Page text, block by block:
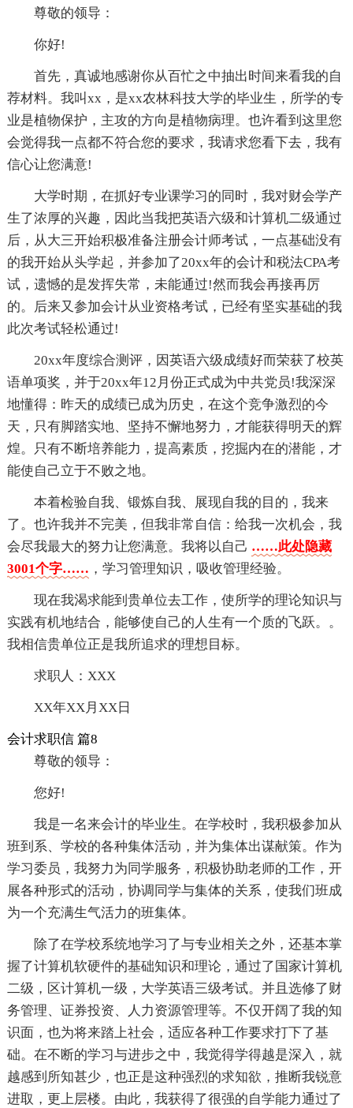
尊敬的领导：
你好!
首先，真诚地感谢你从百忙之中抽出时间来看我的自
荐材料。我叫xx，是xx农林科技大学的毕业生，所学的专
业是植物保护，主攻的方向是植物病理。也许看到这里您
会觉得我一点都不符合您的要求，我请求您看下去，我有
信心让您满意!
大学时期，在抓好专业课学习的同时，我对财会学产
生了浓厚的兴趣，因此当我把英语六级和计算机二级通过
后，从大三开始积极准备注册会计师考试，一点基础没有
的我开始从头学起，并参加了20xx年的会计和税法CPA考
试，遗憾的是发挥失常，未能通过!然而我会再接再厉
的。后来又参加会计从业资格考试，已经有坚实基础的我
此次考试轻松通过!
20xx年度综合测评，因英语六级成绩好而荣获了校英
语单项奖，并于20xx年12月份正式成为中共党员!我深深
地懂得：昨天的成绩已成为历史，在这个竞争激烈的今
天，只有脚踏实地、坚持不懈地努力，才能获得明天的辉
煌。只有不断培养能力，提高素质，挖掘内在的潜能，才
能使自己立于不败之地。
本着检验自我、锻炼自我、展现自我的目的，我来
了。也许我并不完美，但我非常自信：给我一次机会，我
会尽我最大的努力让您满意。我将以自己 ……此处隐藏
3001个字…… ，学习管理知识，吸收管理经验。
现在我渴求能到贵单位去工作，使所学的理论知识与
实践有机地结合，能够使自己的人生有一个质的飞跃。。
我相信贵单位正是我所追求的理想目标。
求职人：XXX
XX年XX月XX日
会计求职信 篇8
尊敬的领导：
您好!
我是一名来会计的毕业生。在学校时，我积极参加从
班到系、学校的各种集体活动，并为集体出谋献策。作为
学习委员，我努力为同学服务，积极协助老师的工作，开
展各种形式的活动，协调同学与集体的关系，使我们班成
为一个充满生气活力的班集体。
除了在学校系统地学习了与专业相关之外，还基本掌
握了计算机软硬件的基础知识和理论，通过了国家计算机
二级，区计算机一级，大学英语三级考试。并且选修了财
务管理、证券投资、人力资源管理等。不仅开阔了我的知
识面，也为将来踏上社会，适应各种工作要求打下了基
础。在不断的学习与进步之中，我觉得学得越是深入，就
越感到所知甚少，也正是这种强烈的求知欲，推断我锐意
进取，更上层楼。由此，我获得了很强的自学能力通过了